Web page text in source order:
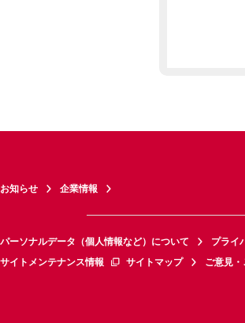
お知らせ 企業情報
パーソナルデータ（個人情報など）について プライ
サイトメンテナンス情報
サイトマップ ご意見